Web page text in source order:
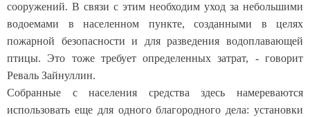
сооружений. В связи с этим необходим уход за небольшими
водоемами в населенном пункте, созданными в целях
пожарной безопасности и для разведения водоплавающей
птицы. Это тоже требует определенных затрат, - говорит
Реваль Зайнуллин.
Собранные с населения средства здесь намереваются
использовать еще для одного благородного дела: установки